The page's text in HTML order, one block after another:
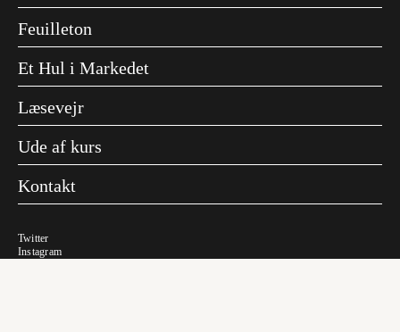
Feuilleton
Et Hul i Markedet
Læsevejr
Ude af kurs
Kontakt
Twitter
Instagram